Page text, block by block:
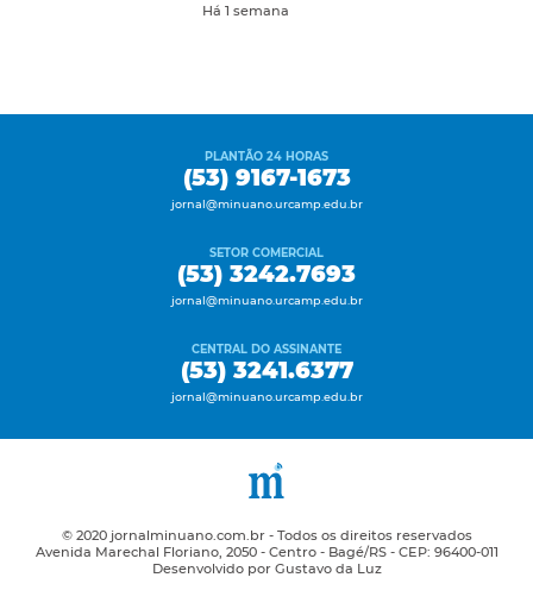
Há 1 semana
PLANTÃO 24 HORAS
(53) 9167-1673
jornal@minuano.urcamp.edu.br
SETOR COMERCIAL
(53) 3242.7693
jornal@minuano.urcamp.edu.br
CENTRAL DO ASSINANTE
(53) 3241.6377
jornal@minuano.urcamp.edu.br
© 2020 jornalminuano.com.br - Todos os direitos reservados
Avenida Marechal Floriano, 2050 - Centro - Bagé/RS - CEP: 96400-011
Desenvolvido por Gustavo da Luz